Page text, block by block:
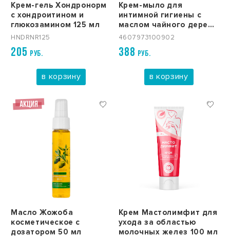
Крем-гель Хондронорм
с хондроитином и
глюкозамином 125 мл
HNDRNR125
205 РУБ.
в корзину
Крем-мыло для
интимной гигиены с
маслом чайного дерева
IntiLINE Сleansing 250
4607973100902
388 РУБ.
в корзину
Масло Жожоба
косметическое с
дозатором 50 мл
Крем Мастолимфит для
ухода за областью
молочных желез 100 мл